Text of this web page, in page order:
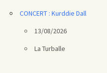
CONCERT : Kurddie Dall
13/08/2026
La Turballe